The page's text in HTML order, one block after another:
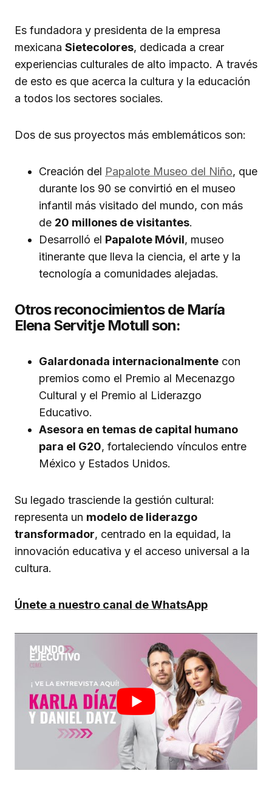
Es fundadora y presidenta de la empresa
mexicana Sietecolores, dedicada a crear
experiencias culturales de alto impacto. A través
de esto es que acerca la cultura y la educación
a todos los sectores sociales.
Dos de sus proyectos más emblemáticos son:
Creación del Papalote Museo del Niño, que
durante los 90 se convirtió en el museo
infantil más visitado del mundo, con más
de 20 millones de visitantes.
Desarrolló el Papalote Móvil, museo
itinerante que lleva la ciencia, el arte y la
tecnología a comunidades alejadas.
Otros reconocimientos de María
Elena Servitje Motull son:
Galardonada internacionalmente con
premios como el Premio al Mecenazgo
Cultural y el Premio al Liderazgo
Educativo.
Asesora en temas de capital humano
para el G20, fortaleciendo vínculos entre
México y Estados Unidos.
Su legado trasciende la gestión cultural:
representa un modelo de liderazgo
transformador, centrado en la equidad, la
innovación educativa y el acceso universal a la
cultura.
Únete a nuestro canal de WhatsApp